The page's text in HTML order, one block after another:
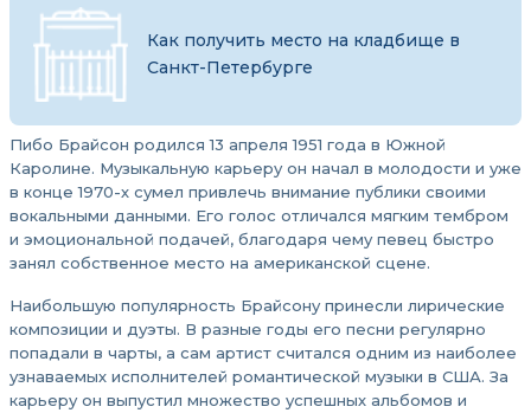
Как получить место на кладбище в
Санкт-Петербурге
Пибо Брайсон родился 13 апреля 1951 года в Южной
Каролине. Музыкальную карьеру он начал в молодости и уже
в конце 1970-х сумел привлечь внимание публики своими
вокальными данными. Его голос отличался мягким тембром
и эмоциональной подачей, благодаря чему певец быстро
занял собственное место на американской сцене.
Наибольшую популярность Брайсону принесли лирические
композиции и дуэты. В разные годы его песни регулярно
попадали в чарты, а сам артист считался одним из наиболее
узнаваемых исполнителей романтической музыки в США. За
карьеру он выпустил множество успешных альбомов и